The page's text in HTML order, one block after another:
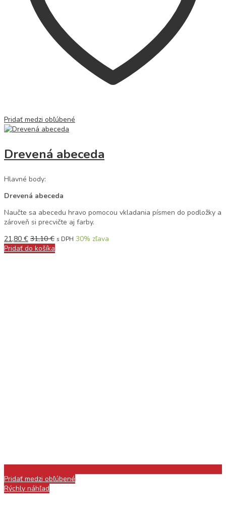
Pridať medzi obľúbené
Drevená abeceda
Hlavné body:
Drevená abeceda
Naučte sa abecedu hravo pomocou vkladania písmen do podložky a
zároveň si precvičte aj farby.
21,80 € 31,10€ s DPH 30% zľava
Pridať do košíka
Pridať medzi obľúbené
Rýchly náhľad